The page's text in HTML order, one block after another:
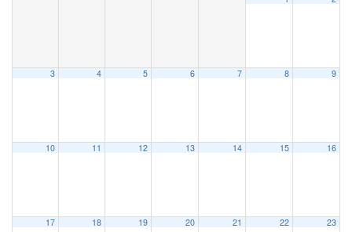
3 4 5 6 7 8 9
10 11 12 13 14 15 16
17 18 19 20 21 22 23